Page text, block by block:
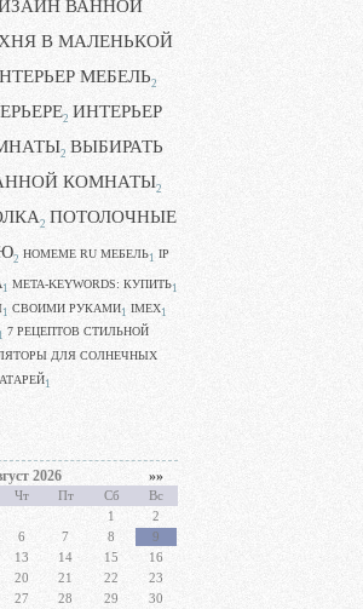
ВАННОЙ
В МАЛЕНЬКОЙ
МЕБЕЛЬ2
2 ИНТЕРЬЕР
2 ВЫБИРАТЬ
КОМНАТЫ2
2 ПОТОЛОЧНЫЕ
2 HOMEME RU МЕБЕЛЬ1 IP
1 META-KEYWORDS: КУПИТЬ1
1 CВОИМИ РУКАМИ1 IMEX1
1 7 РЕЦЕПТОВ СТИЛЬНОЙ
ДЛЯ СОЛНЕЧНЫХ
1
2026 »»
Чт Пт Сб
Вс
1
2
6 7 8
9
13 14 15
16
20 21 22
23
27 28 29
30